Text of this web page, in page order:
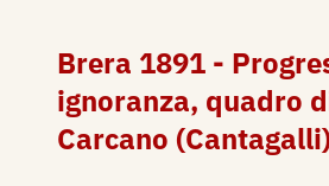
Brera 1891 -
ignoranza, quadro
Carcano